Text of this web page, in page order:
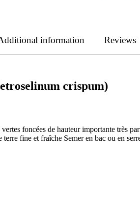
information Reviews
crispum)
foncées de hauteur importante très
fine et fraîche Semer en bac ou en